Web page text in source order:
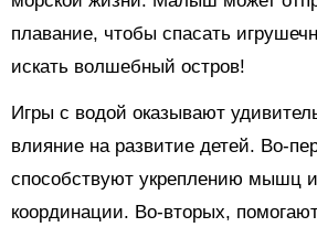
плавание, чтобы спасать
искать волшебный остров!
Игры с водой оказывают
влияние на развитие детей. Во-
способствуют укреплению мышц
координации. Во-вторых,